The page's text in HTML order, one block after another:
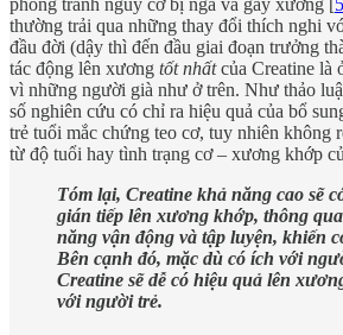
phòng tránh nguy cơ bị ngã và gãy xương [5
thường trải qua những thay đổi thích nghi
đầu đời (dậy thì đến đầu giai đoạn trưởng
tác động lên xương tốt nhấtcủa Creatine là
vì những người già như ở trên. Như thảo
số nghiên cứu có chỉ ra hiệu quả của bổ
trẻ tuổi mắc chứng teo cơ, tuy nhiên không
từ độ tuổi hay tình trạng cơ – xương khớp
Tóm lại, Creatine khả năng cao sẽ
gián tiếp lên xương khớp, thông
năng vận động và tập luyện, khiến
Bên cạnh đó, mặc dù có ích với
Creatine sẽ dễ có hiệu quả lên
với người trẻ.